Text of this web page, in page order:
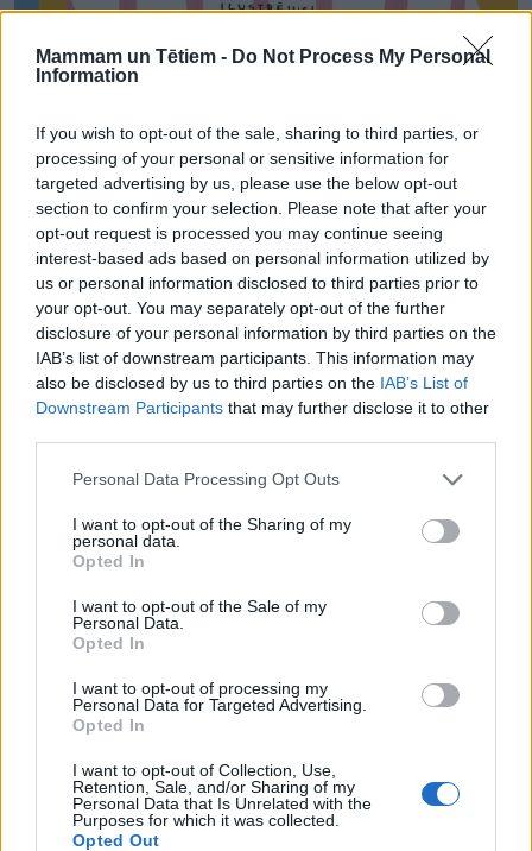
Mammam un Tētiem - Do Not Process My Personal
Information
If you wish to opt-out of the sale, sharing to third parties, or
processing of your personal or sensitive information for
targeted advertising by us, please use the below opt-out
section to confirm your selection. Please note that after your
opt-out request is processed you may continue seeing
interest-based ads based on personal information utilized by
us or personal information disclosed to third parties prior to
your opt-out. You may separately opt-out of the further
disclosure of your personal information by third parties on the
IAB’s list of downstream participants. This information may
also be disclosed by us to third parties on the IAB’s List of
Downstream Participants that may further disclose it to other
Personal Data Processing Opt Outs
I want to opt-out of the Sharing of my
personal data.
Opted In
I want to opt-out of the Sale of my
Personal Data.
Opted In
I want to opt-out of processing my
Personal Data for Targeted Advertising.
Opted In
I want to opt-out of Collection, Use,
Retention, Sale, and/or Sharing of my
Personal Data that Is Unrelated with the
Purposes for which it was collected.
Opted Out
Grāmata “Kartupeļa karaļvalsts” 2021. gadā Igaunijā
atzīta par vienu no piecām skaistākajām grāmatām
bērniem, kā arī saņēmusi Igaunijas Bērnu
aizsardzības savienības balvu ”Laba bērnu grāmata”,
savukārt 2022. gadā iznācis grāmatas tulkojums
somu valodā.
Helena Koha (1989) pašlaik strādā par kultūras
diplomāti, ir studējusi literatūrzinātni Igaunijā un
stāstus bērnu žurnālos Täheke un Hea Laps. ​​Tam, ar
ko rakstniece nodarbojas, var sekot Instagram
profilā @helenakochstories.
grafiskā un grāmatu dizainere. Viņas veidotās
grāmatas saņēmušas dažādus apbalvojumus
Igaunijā, bet rakstnieka Anti Sāra grāmata ar Annes
Pikovas ilustrācijām "Annas lietas” iekļauta
starptautiskajā bērnu un jaunatnes literatūras